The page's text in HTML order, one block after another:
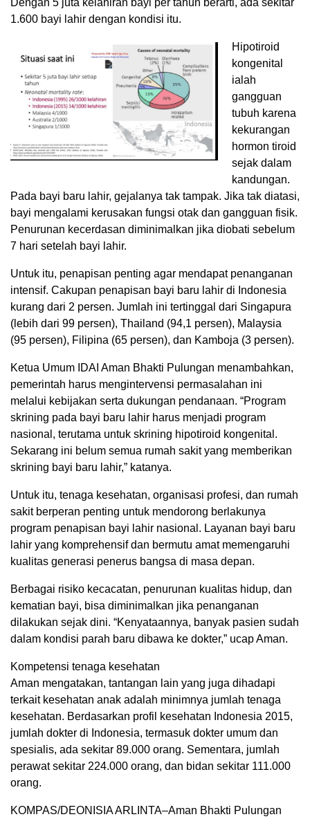
Dengan 5 juta kelahiran bayi per tahun berarti, ada sekitar
1.600 bayi lahir dengan kondisi itu.
Hipotiroid
kongenital
ialah
gangguan
tubuh karena
kekurangan
hormon tiroid
sejak dalam
kandungan.
Pada bayi baru lahir, gejalanya tak tampak. Jika tak diatasi,
bayi mengalami kerusakan fungsi otak dan gangguan fisik.
Penurunan kecerdasan diminimalkan jika diobati sebelum
7 hari setelah bayi lahir.
Untuk itu, penapisan penting agar mendapat penanganan
intensif. Cakupan penapisan bayi baru lahir di Indonesia
kurang dari 2 persen. Jumlah ini tertinggal dari Singapura
(lebih dari 99 persen), Thailand (94,1 persen), Malaysia
(95 persen), Filipina (65 persen), dan Kamboja (3 persen).
Ketua Umum IDAI Aman Bhakti Pulungan menambahkan,
pemerintah harus mengintervensi permasalahan ini
melalui kebijakan serta dukungan pendanaan. “Program
skrining pada bayi baru lahir harus menjadi program
nasional, terutama untuk skrining hipotiroid kongenital.
Sekarang ini belum semua rumah sakit yang memberikan
skrining bayi baru lahir,” katanya.
Untuk itu, tenaga kesehatan, organisasi profesi, dan rumah
sakit berperan penting untuk mendorong berlakunya
program penapisan bayi lahir nasional. Layanan bayi baru
lahir yang komprehensif dan bermutu amat memengaruhi
kualitas generasi penerus bangsa di masa depan.
Berbagai risiko kecacatan, penurunan kualitas hidup, dan
kematian bayi, bisa diminimalkan jika penanganan
dilakukan sejak dini. “Kenyataannya, banyak pasien sudah
dalam kondisi parah baru dibawa ke dokter,” ucap Aman.
Kompetensi tenaga kesehatan
Aman mengatakan, tantangan lain yang juga dihadapi
terkait kesehatan anak adalah minimnya jumlah tenaga
kesehatan. Berdasarkan profil kesehatan Indonesia 2015,
jumlah dokter di Indonesia, termasuk dokter umum dan
spesialis, ada sekitar 89.000 orang. Sementara, jumlah
perawat sekitar 224.000 orang, dan bidan sekitar 111.000
orang.
KOMPAS/DEONISIA ARLINTA–Aman Bhakti Pulungan